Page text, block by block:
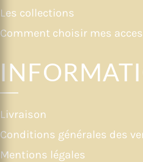
Les collections
Comment choisir mes
Livraison
Conditions générales des
Mentions légales